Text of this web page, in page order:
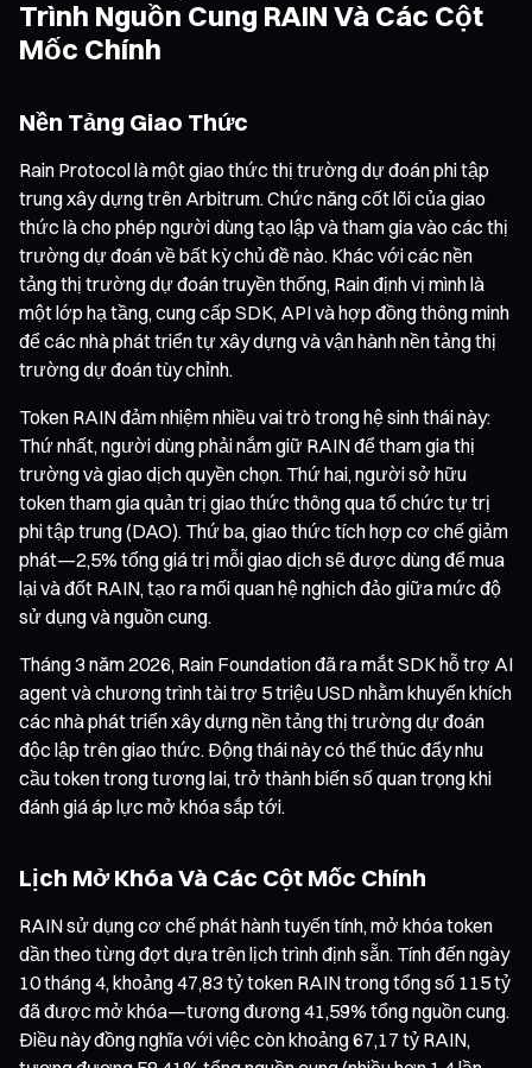
Trình Nguồn Cung RAIN Và Các Cột
Mốc Chính
Nền Tảng Giao Thức
Rain Protocol là một giao thức thị trường dự đoán phi tập
trung xây dựng trên Arbitrum. Chức năng cốt lõi của giao
thức là cho phép người dùng tạo lập và tham gia vào các thị
trường dự đoán về bất kỳ chủ đề nào. Khác với các nền
tảng thị trường dự đoán truyền thống, Rain định vị mình là
một lớp hạ tầng, cung cấp SDK, API và hợp đồng thông minh
để các nhà phát triển tự xây dựng và vận hành nền tảng thị
trường dự đoán tùy chỉnh.
Token RAIN đảm nhiệm nhiều vai trò trong hệ sinh thái này:
Thứ nhất, người dùng phải nắm giữ RAIN để tham gia thị
trường và giao dịch quyền chọn. Thứ hai, người sở hữu
token tham gia quản trị giao thức thông qua tổ chức tự trị
phi tập trung (DAO). Thứ ba, giao thức tích hợp cơ chế giảm
phát—2,5% tổng giá trị mỗi giao dịch sẽ được dùng để mua
lại và đốt RAIN, tạo ra mối quan hệ nghịch đảo giữa mức độ
sử dụng và nguồn cung.
Tháng 3 năm 2026, Rain Foundation đã ra mắt SDK hỗ trợ AI
agent và chương trình tài trợ 5 triệu USD nhằm khuyến khích
các nhà phát triển xây dựng nền tảng thị trường dự đoán
độc lập trên giao thức. Động thái này có thể thúc đẩy nhu
cầu token trong tương lai, trở thành biến số quan trọng khi
đánh giá áp lực mở khóa sắp tới.
Lịch Mở Khóa Và Các Cột Mốc Chính
RAIN sử dụng cơ chế phát hành tuyến tính, mở khóa token
dần theo từng đợt dựa trên lịch trình định sẵn. Tính đến ngày
10 tháng 4, khoảng 47,83 tỷ token RAIN trong tổng số 115 tỷ
đã được mở khóa—tương đương 41,59% tổng nguồn cung.
Điều này đồng nghĩa với việc còn khoảng 67,17 tỷ RAIN,